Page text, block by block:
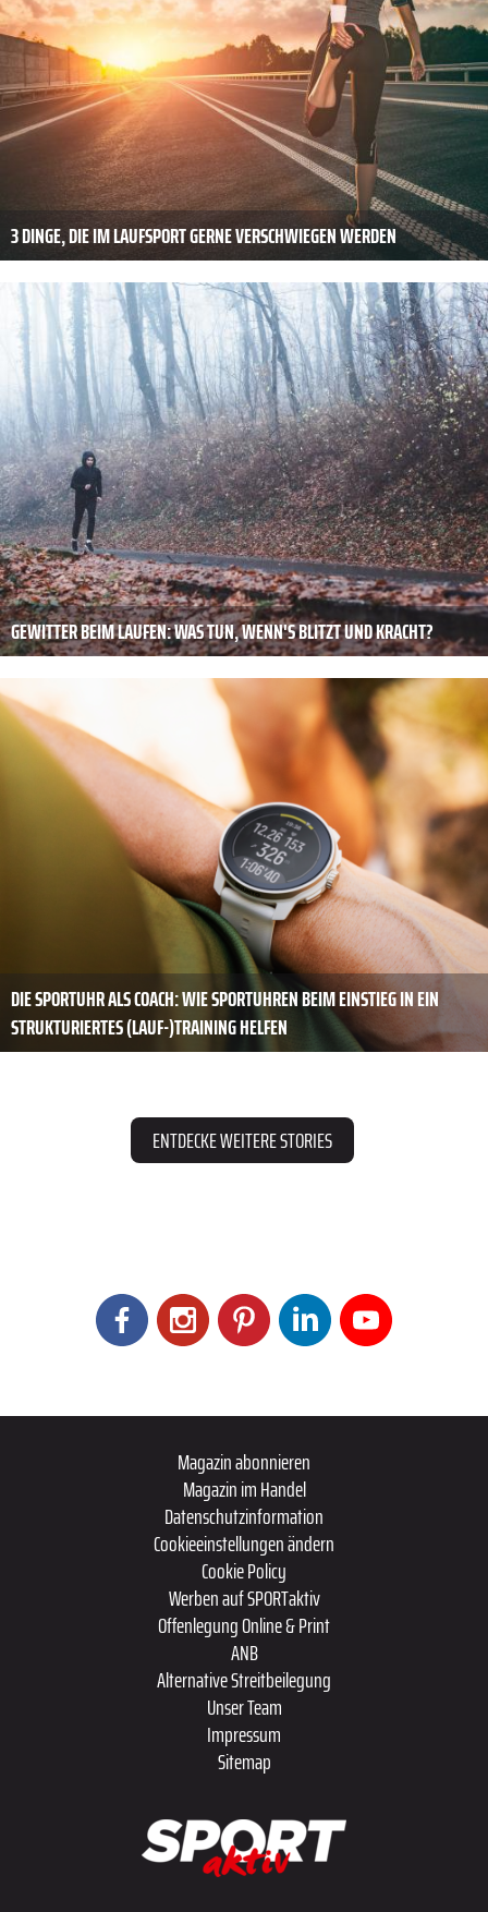
3 DINGE, DIE IM LAUFSPORT GERNE VERSCHWIEGEN WERDEN
GEWITTER BEIM LAUFEN: WAS TUN, WENN'S BLITZT UND KRACHT?
DIE SPORTUHR ALS COACH: WIE SPORTUHREN BEIM EINSTIEG IN EIN
STRUKTURIERTES (LAUF-)TRAINING HELFEN
ENTDECKE WEITERE STORIES
Magazin abonnieren
Magazin im Handel
Datenschutzinformation
Cookieeinstellungen ändern
Cookie Policy
Werben auf SPORTaktiv
Offenlegung Online & Print
ANB
Alternative Streitbeilegung
Unser Team
Impressum
Sitemap